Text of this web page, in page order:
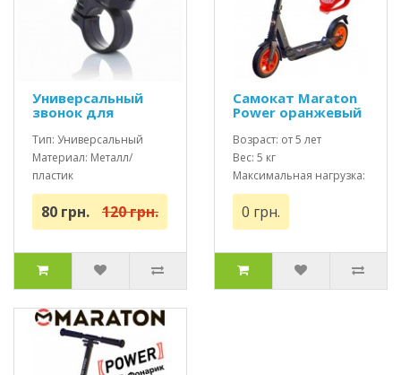
Универсальный
звонок для
самоката,
велобега и
велосипеда
Тип: Универсальный
Материал: Металл/
пластик
Цвет: Черный
80 грн. 120 грн.
Самокат Maraton
Power оранжевый
надувные колеса +
Led фонарик
Возраст: от 5 лет
Вес: 5 кг
Максимальная нагрузка:
до 120 кг
0 грн.